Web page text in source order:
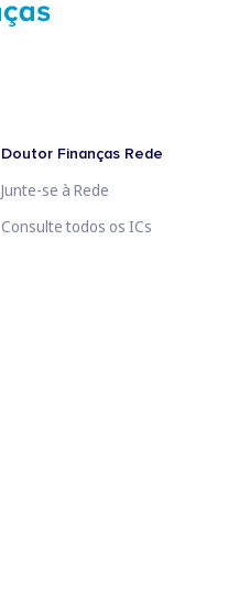
Doutor Finanças Rede
Junte-se à Rede
Consulte todos os ICs